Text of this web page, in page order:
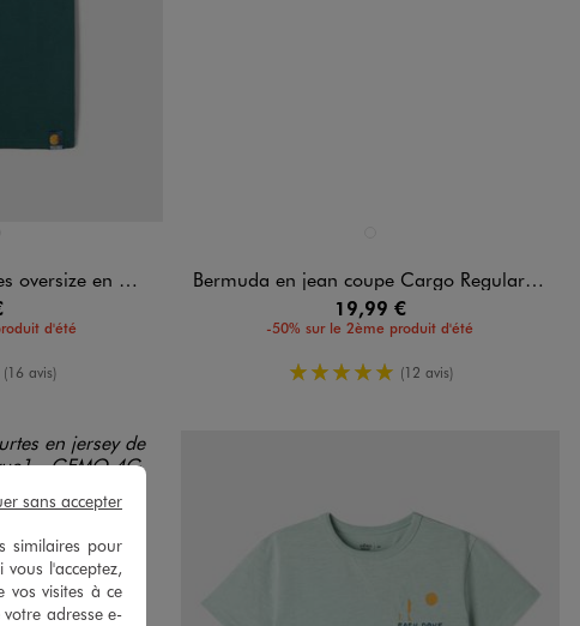
nid d'abeille garçon
d'été
moyenne
(16 avis)
Bermuda en jean coupe Cargo Regular avec ceinture ajustable garçon
19,99 €
-50% sur le 2ème produit d'été
5/5 de moyenne
(12 avis)
similaires pour
l'acceptez,
vos visites à ce
adresse e-
sans accepter